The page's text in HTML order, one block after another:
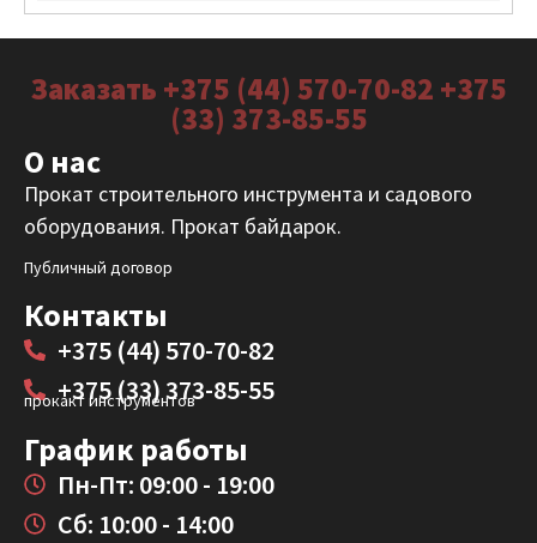
Заказать +375 (44) 570-70-82 +375
(33) 373-85-55
О нас
Прокат строительного инструмента и садового
оборудования. Прокат байдарок.
Публичный договор
Контакты
+375 (44) 570-70-82
+375 (33) 373-85-55
прокакт инструментов
График работы
Пн-Пт: 09:00 - 19:00
Сб: 10:00 - 14:00